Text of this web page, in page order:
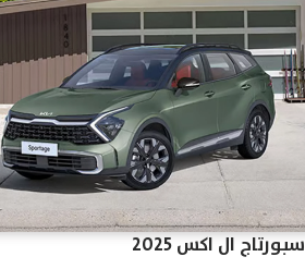
ال اكس 2025